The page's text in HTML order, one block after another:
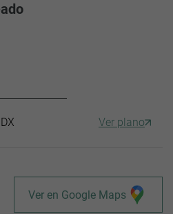
Ver plano
Ver en Google Maps